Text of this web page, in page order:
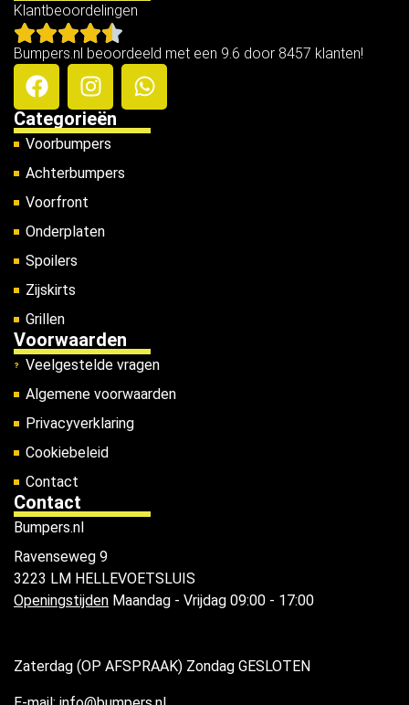
Klantbeoordelingen
Bumpers.nl beoordeeld met een 9.6 door 8457 klanten!
Categorieën
Voorbumpers
Achterbumpers
Voorfront
Onderplaten
Spoilers
Zijskirts
Grillen
Voorwaarden
Veelgestelde vragen
Algemene voorwaarden
Privacyverklaring
Cookiebeleid
Contact
Contact
Bumpers.nl
Ravenseweg 9
3223 LM HELLEVOETSLUIS
Openingstijden Maandag - Vrijdag 09:00 - 17:00
Zaterdag (OP AFSPRAAK) Zondag GESLOTEN